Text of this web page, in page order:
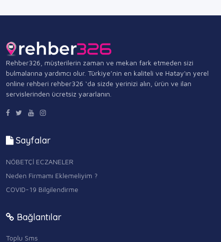
Rehber326, müşterilerin zaman ve mekan fark etmeden sizi
bulmalarına yardımcı olur. Türkiye’nin en kaliteli ve Hatay'ın yerel
online rehberi rehber326 ‘da sizde yerinizi alın, ürün ve ilan
servislerinden ücretsiz yararlanın.
Sayfalar
NÖBETÇİ ECZANELER
Neden Firmamı Eklemeliyim ?
COVID-19 Bilgilendirme
Bağlantılar
Toplu Sms